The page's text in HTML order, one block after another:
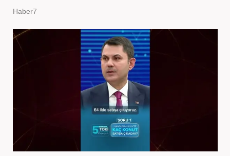
Haber7